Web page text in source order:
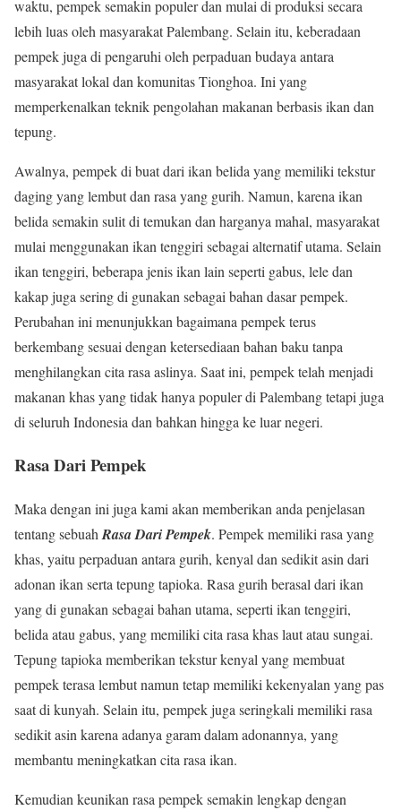
waktu, pempek semakin populer dan mulai di produksi secara
lebih luas oleh masyarakat Palembang. Selain itu, keberadaan
pempek juga di pengaruhi oleh perpaduan budaya antara
masyarakat lokal dan komunitas Tionghoa. Ini yang
memperkenalkan teknik pengolahan makanan berbasis ikan dan
tepung.
Awalnya, pempek di buat dari ikan belida yang memiliki tekstur
daging yang lembut dan rasa yang gurih. Namun, karena ikan
belida semakin sulit di temukan dan harganya mahal, masyarakat
mulai menggunakan ikan tenggiri sebagai alternatif utama. Selain
ikan tenggiri, beberapa jenis ikan lain seperti gabus, lele dan
kakap juga sering di gunakan sebagai bahan dasar pempek.
Perubahan ini menunjukkan bagaimana pempek terus
berkembang sesuai dengan ketersediaan bahan baku tanpa
menghilangkan cita rasa aslinya. Saat ini, pempek telah menjadi
makanan khas yang tidak hanya populer di Palembang tetapi juga
di seluruh Indonesia dan bahkan hingga ke luar negeri.
Rasa Dari Pempek
Maka dengan ini juga kami akan memberikan anda penjelasan
tentang sebuah Rasa Dari Pempek. Pempek memiliki rasa yang
khas, yaitu perpaduan antara gurih, kenyal dan sedikit asin dari
adonan ikan serta tepung tapioka. Rasa gurih berasal dari ikan
yang di gunakan sebagai bahan utama, seperti ikan tenggiri,
belida atau gabus, yang memiliki cita rasa khas laut atau sungai.
Tepung tapioka memberikan tekstur kenyal yang membuat
pempek terasa lembut namun tetap memiliki kekenyalan yang pas
saat di kunyah. Selain itu, pempek juga seringkali memiliki rasa
sedikit asin karena adanya garam dalam adonannya, yang
membantu meningkatkan cita rasa ikan.
Kemudian keunikan rasa pempek semakin lengkap dengan